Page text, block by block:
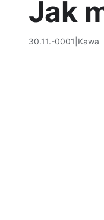
Jak
30.11.-0001 Kawa